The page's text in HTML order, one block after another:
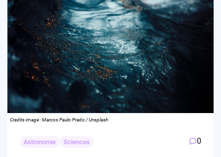
Credits image : Marcos Paulo Prado / Unsplash
Astronomie Sciences 0